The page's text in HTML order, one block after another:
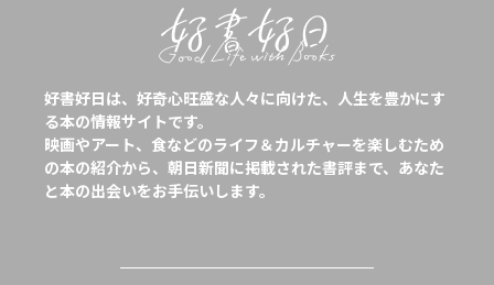
好書好日は、好奇心旺盛な人々に向けた、人生を豊かにす
る本の情報サイトです。
映画やアート、食などのライフ＆カルチャーを楽しむため
の本の紹介から、朝日新聞に掲載された書評まで、あなた
と本の出会いをお手伝いします。